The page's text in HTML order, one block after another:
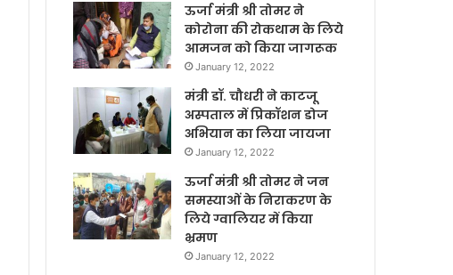
ऊर्जा मंत्री श्री तोमर ने
कोरोना की रोकथाम के लिये
आमजन को किया जागरूक
January 12, 2022
मंत्री डॉ. चौधरी ने काटजू
अस्पताल में प्रिकॉशन डोज
अभियान का लिया जायजा
January 12, 2022
ऊर्जा मंत्री श्री तोमर ने जन
समस्याओं के निराकरण के
लिये ग्वालियर में किया
भ्रमण
January 12, 2022